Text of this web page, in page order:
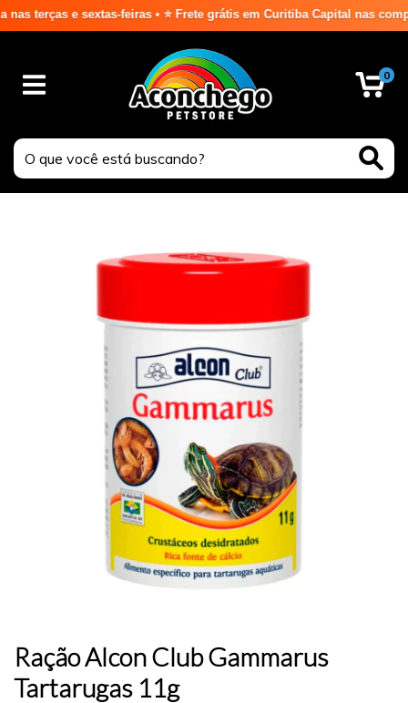
e sextas-feiras • ⭐ Frete grátis em Curitiba Capital nas compras
0
Ração Alcon Club Gammarus
Tartarugas 11g